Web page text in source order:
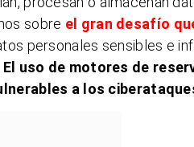
sobre el gran desafío
personales sensibles e
El uso de motores de
a los